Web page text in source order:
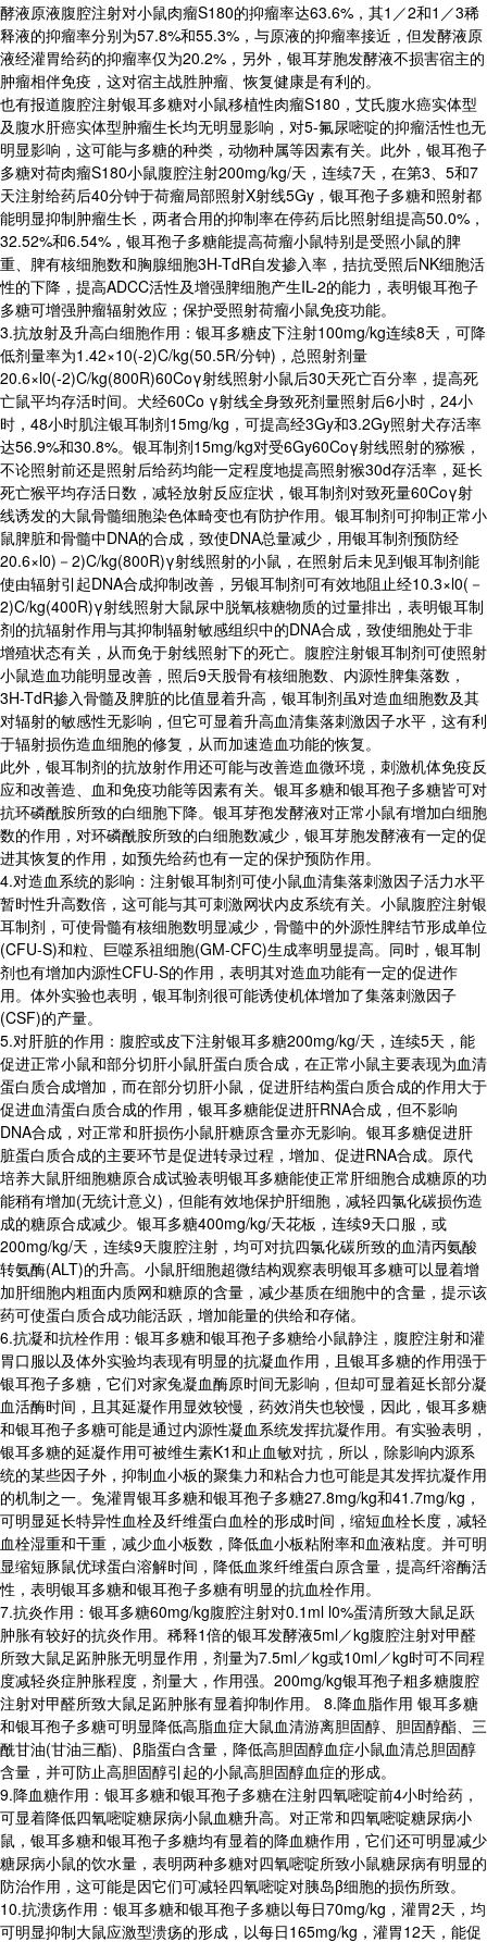
酵液原液腹腔注射对小鼠肉瘤S180的抑瘤率达63.6%，其1／2和1／3稀
释液的抑瘤率分别为57.8%和55.3%，与原液的抑瘤率接近，但发酵液原
液经灌胃给药的抑瘤率仅为20.2%，另外，银耳芽胞发酵液不损害宿主的
肿瘤相伴免疫，这对宿主战胜肿瘤、恢复健康是有利的。
也有报道腹腔注射银耳多糖对小鼠移植性肉瘤S180，艾氏腹水癌实体型
及腹水肝癌实体型肿瘤生长均无明显影响，对5-氟尿嘧啶的抑瘤活性也无
明显影响，这可能与多糖的种类，动物种属等因素有关。此外，银耳孢子
多糖对荷肉瘤S180小鼠腹腔注射200mg/kg/天，连续7天，在第3、5和7
天注射给药后40分钟于荷瘤局部照射X射线5Gy，银耳孢子多糖和照射都
能明显抑制肿瘤生长，两者合用的抑制率在停药后比照射组提高50.0%，
32.52%和6.54%，银耳孢子多糖能提高荷瘤小鼠特别是受照小鼠的脾
重、脾有核细胞数和胸腺细胞3H-TdR自发掺入率，拮抗受照后NK细胞活
性的下降，提高ADCC活性及增强脾细胞产生IL-2的能力，表明银耳孢子
多糖可增强肿瘤辐射效应；保护受照射荷瘤小鼠免疫功能。
3.抗放射及升高白细胞作用：银耳多糖皮下注射100mg/kg连续8天，可降
低剂量率为1.42×10(-2)C/kg(50.5R/分钟)，总照射剂量
20.6×l0(-2)C/kg(800R)60Coγ射线照射小鼠后30天死亡百分率，提高死
亡鼠平均存活时间。犬经60Co γ射线全身致死剂量照射后6小时，24小
时，48小时肌注银耳制剂15mg/kg，可提高经3Gy和3.2Gy照射犬存活率
达56.9%和30.8%。银耳制剂15mg/kg对受6Gy60Coγ射线照射的猕猴，
不论照射前还是照射后给药均能一定程度地提高照射猴30d存活率，延长
死亡猴平均存活日数，减轻放射反应症状，银耳制剂对致死量60Coγ射
线诱发的大鼠骨髓细胞染色体畸变也有防护作用。银耳制剂可抑制正常小
鼠脾脏和骨髓中DNA的合成，致使DNA总量减少，用银耳制剂预防经
20.6×l0)－2)C/kg(800R)γ射线照射的小鼠，在照射后未见到银耳制剂能
使由辐射引起DNA合成抑制改善，另银耳制剂可有效地阻止经10.3×l0(－
2)C/kg(400R)γ射线照射大鼠尿中脱氧核糖物质的过量排出，表明银耳制
剂的抗辐射作用与其抑制辐射敏感组织中的DNA合成，致使细胞处于非
增殖状态有关，从而免于射线照射下的死亡。腹腔注射银耳制剂可使照射
小鼠造血功能明显改善，照后9天股骨有核细胞数、内源性脾集落数，
3H-TdR掺入骨髓及脾脏的比值显着升高，银耳制剂虽对造血细胞数及其
对辐射的敏感性无影响，但它可显着升高血清集落刺激因子水平，这有利
于辐射损伤造血细胞的修复，从而加速造血功能的恢复。
此外，银耳制剂的抗放射作用还可能与改善造血微环境，刺激机体免疫反
应和改善造、血和免疫功能等因素有关。银耳多糖和银耳孢子多糖皆可对
抗环磷酰胺所致的白细胞下降。银耳芽孢发酵液对正常小鼠有增加白细胞
数的作用，对环磷酰胺所致的白细胞数减少，银耳芽胞发酵液有一定的促
进其恢复的作用，如预先给药也有一定的保护预防作用。
4.对造血系统的影响：注射银耳制剂可使小鼠血清集落刺激因子活力水平
暂时性升高数倍，这可能与其可刺激网状内皮系统有关。小鼠腹腔注射银
耳制剂，可使骨髓有核细胞数明显减少，骨髓中的外源性脾结节形成单位
(CFU-S)和粒、巨噬系祖细胞(GM-CFC)生成率明显提高。同时，银耳制
剂也有增加内源性CFU-S的作用，表明其对造血功能有一定的促进作
用。体外实验也表明，银耳制剂很可能诱使机体增加了集落刺激因子
(CSF)的产量。
5.对肝脏的作用：腹腔或皮下注射银耳多糖200mg/kg/天，连续5天，能
促进正常小鼠和部分切肝小鼠肝蛋白质合成，在正常小鼠主要表现为血清
蛋白质合成增加，而在部分切肝小鼠，促进肝结构蛋白质合成的作用大于
促进血清蛋白质合成的作用，银耳多糖能促进肝RNA合成，但不影响
DNA合成，对正常和肝损伤小鼠肝糖原含量亦无影响。银耳多糖促进肝
脏蛋白质合成的主要环节是促进转录过程，增加、促进RNA合成。原代
培养大鼠肝细胞糖原合成试验表明银耳多糖能使正常肝细胞合成糖原的功
能稍有增加(无统计意义)，但能有效地保护肝细胞，减轻四氯化碳损伤造
成的糖原合成减少。银耳多糖400mg/kg/天花板，连续9天口服，或
200mg/kg/天，连续9天腹腔注射，均可对抗四氯化碳所致的血清丙氨酸
转氨酶(ALT)的升高。小鼠肝细胞超微结构观察表明银耳多糖可以显着增
加肝细胞内粗面内质网和糖原的含量，减少基质在细胞中的含量，提示该
药可使蛋白质合成功能活跃，增加能量的供给和存储。
6.抗凝和抗栓作用：银耳多糖和银耳孢子多糖给小鼠静注，腹腔注射和灌
胃口服以及体外实验均表现有明显的抗凝血作用，且银耳多糖的作用强于
银耳孢子多糖，它们对家兔凝血酶原时间无影响，但却可显着延长部分凝
血活酶时间，且其延凝作用显效较慢，药效消失也较慢，因此，银耳多糖
和银耳孢子多糖可能是通过内源性凝血系统发挥抗凝作用。有实验表明，
银耳多糖的延凝作用可被维生素K1和止血敏对抗，所以，除影响内源系
统的某些因子外，抑制血小板的聚集力和粘合力也可能是其发挥抗凝作用
的机制之一。兔灌胃银耳多糖和银耳孢子多糖27.8mg/kg和41.7mg/kg，
可明显延长特异性血栓及纤维蛋白血栓的形成时间，缩短血栓长度，减轻
血栓湿重和干重，减少血小板数，降低血小板粘附率和血液粘度。并可明
显缩短豚鼠优球蛋白溶解时间，降低血浆纤维蛋白原含量，提高纤溶酶活
性，表明银耳多糖和银耳孢子多糖有明显的抗血栓作用。
7.抗炎作用：银耳多糖60mg/kg腹腔注射对0.1ml l0%蛋清所致大鼠足跃
肿胀有较好的抗炎作用。稀释1倍的银耳发酵液5ml／kg腹腔注射对甲醛
所致大鼠足跖肿胀无明显作用，剂量为7.5ml／kg或10ml／kg时可不同程
度减轻炎症肿胀程度，剂量大，作用强。200mg/kg银耳孢子粗多糖腹腔
注射对甲醛所致大鼠足跖肿胀有显着抑制作用。 8.降血脂作用 银耳多糖
和银耳孢子多糖可明显降低高脂血症大鼠血清游离胆固醇、胆固醇酯、三
酰甘油(甘油三酯)、β脂蛋白含量，降低高胆固醇血症小鼠血清总胆固醇
含量，并可防止高胆固醇引起的小鼠高胆固醇血症的形成。
9.降血糖作用：银耳多糖和银耳孢子多糖在注射四氧嘧啶前4小时给药，
可显着降低四氧嘧啶糖尿病小鼠血糖升高。对正常和四氧嘧啶糖尿病小
鼠，银耳多糖和银耳孢子多糖均有显着的降血糖作用，它们还可明显减少
糖尿病小鼠的饮水量，表明两种多糖对四氧嘧啶所致小鼠糖尿病有明显的
防治作用，这可能是因它们可减轻四氧嘧啶对胰岛β细胞的损伤所致。
10.抗溃疡作用：银耳多糖和银耳孢子多糖以每日70mg/kg，灌胃2天，均
可明显抑制大鼠应激型溃疡的形成，以每日165mg/kg，灌胃12天，能促